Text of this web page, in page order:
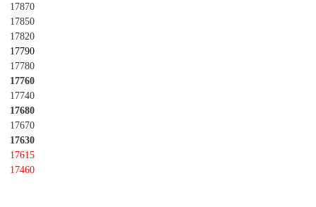
17870
17850
17820
17790
17780
17760
17740
17680
17670
17630
17615
17460